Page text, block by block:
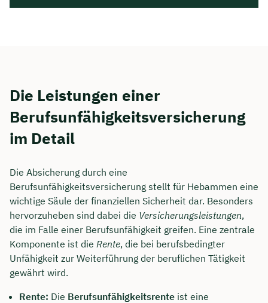
Die Leistungen einer
Berufsunfähigkeitsversicherung
im Detail
Die Absicherung durch eine
Berufsunfähigkeitsversicherung stellt für Hebammen eine
wichtige Säule der finanziellen Sicherheit dar. Besonders
hervorzuheben sind dabei die Versicherungsleistungen,
die im Falle einer Berufsunfähigkeit greifen. Eine zentrale
Komponente ist die Rente, die bei berufsbedingter
Unfähigkeit zur Weiterführung der beruflichen Tätigkeit
gewährt wird.
Rente: Die Berufsunfähigkeitsrente ist eine